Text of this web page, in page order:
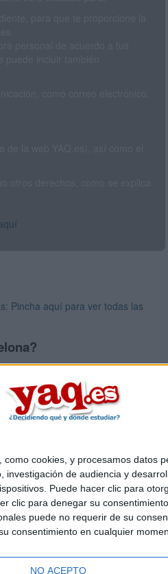
cookies, y procesamos
de audiencia y
Puede hacer clic para
clic para denegar su
puede no requerir de su
consentimiento en cualquier
NO ACEPTO
Pincha aquí para ver todas las
somos|Contactar|Anúnciate
|Condiciones generales|
- Diego de León 47 - 28006 Madrid